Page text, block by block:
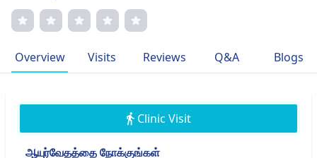
Overview Visits Reviews Q&A Blogs
Clinic Visit
ஆயுர்வேதத்தை நோக்குங்கள்